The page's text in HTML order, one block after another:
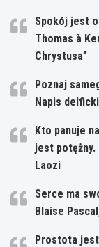
Spokój jest
Thomas à
Chrystusa”
Poznaj
Napis
Kto panuje
jest potężny.
Laozi
Serce ma
Blaise
Prostota